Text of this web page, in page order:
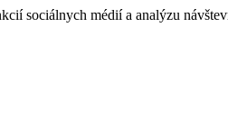
sociálnych médií a analýzu